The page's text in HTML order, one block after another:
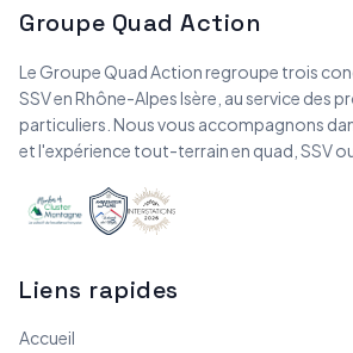
Groupe Quad Action
Le Groupe Quad Action regroupe trois
SSV en Rhône-Alpes Isère, au service des
particuliers. Nous vous accompagnons
et l'expérience tout-terrain en quad, SSV
Liens rapides
Accueil